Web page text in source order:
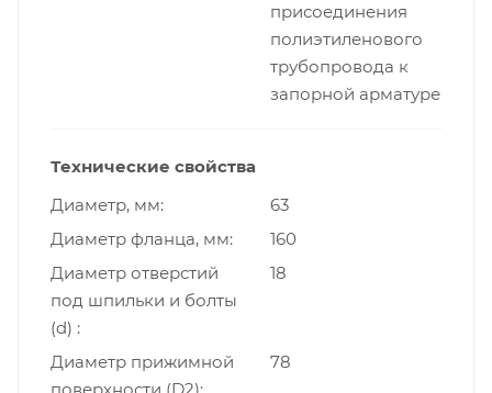
присоединения
полиэтиленового
трубопровода к
запорной арматуре
Технические свойства
Диаметр, мм
63
Диаметр фланца, мм
160
Диаметр отверстий
под шпильки и болты
(d)
18
Диаметр прижимной
78